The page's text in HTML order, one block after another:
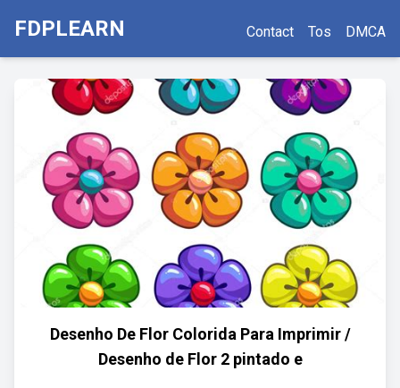
FDPLEARN Contact Tos DMCA
Desenho De Flor Colorida Para Imprimir /
Desenho de Flor 2 pintado e